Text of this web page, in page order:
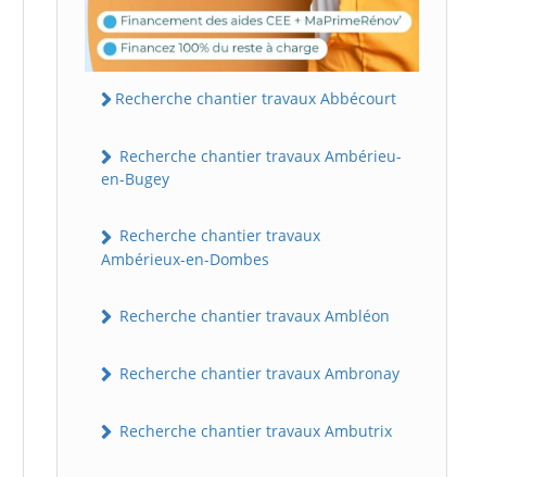
Recherche chantier travaux Abbécourt
Recherche chantier travaux Ambérieu-
en-Bugey
Recherche chantier travaux
Ambérieux-en-Dombes
Recherche chantier travaux Ambléon
Recherche chantier travaux Ambronay
Recherche chantier travaux Ambutrix